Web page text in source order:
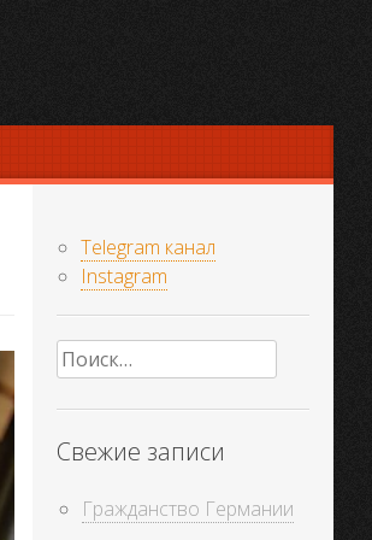
Telegram канал
Instagram
Найти:
Свежие записи
Гражданство Германии